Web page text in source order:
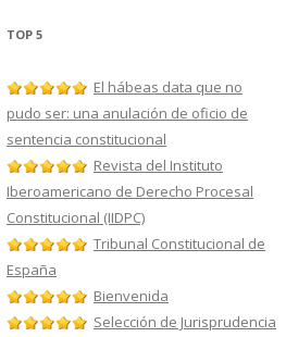
TOP 5
El hábeas data que no
pudo ser: una anulación de oficio de
sentencia constitucional
Revista del Instituto
Iberoamericano de Derecho Procesal
Constitucional (IIDPC)
Tribunal Constitucional de
España
Bienvenida
Selección de Jurisprudencia